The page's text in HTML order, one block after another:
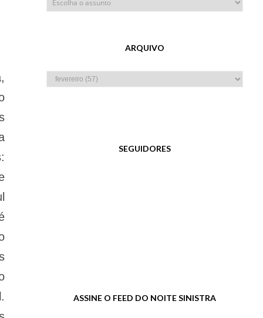
ARQUIVO
SEGUIDORES
ASSINE O FEED DO NOITE SINISTRA